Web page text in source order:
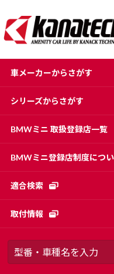
ン
テ
ビ
ゲ
車メーカーからさがす
シリーズからさがす
BMWミニ 取扱登録店一覧
BMWミニ登録店制度につ
適合検索
取付情報